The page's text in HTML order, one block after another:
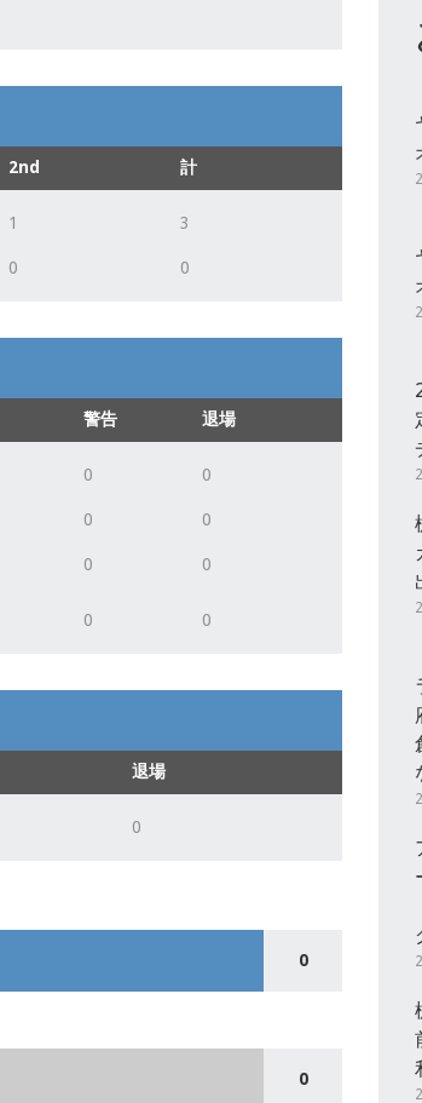
2nd 計
1 3
0 0
警告 退場
0 0
0 0
0 0
0 0
退場
0
0
0